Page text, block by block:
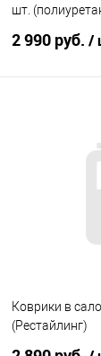
шт.
2 990 руб. /
Купить в 1
Коврики в
(Рестайлинг)